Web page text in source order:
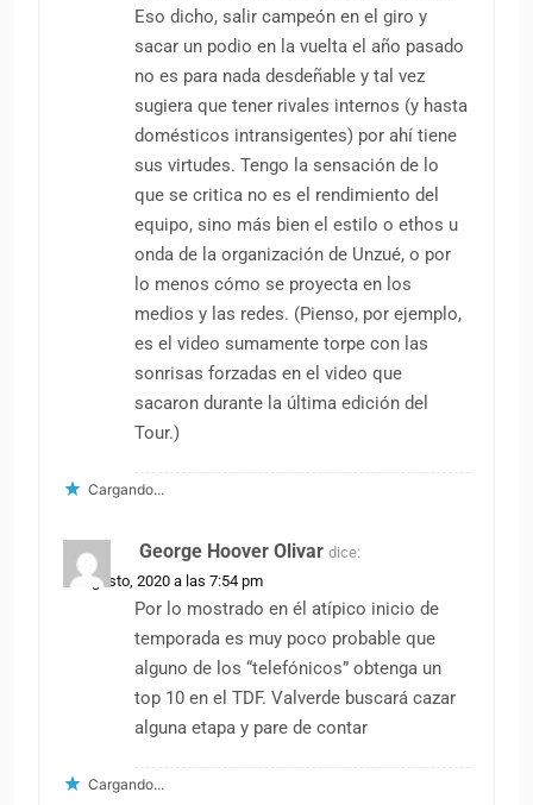
Eso dicho, salir campeón en el giro y
sacar un podio en la vuelta el año pasado
no es para nada desdeñable y tal vez
sugiera que tener rivales internos (y hasta
domésticos intransigentes) por ahí tiene
sus virtudes. Tengo la sensación de lo
que se critica no es el rendimiento del
equipo, sino más bien el estilo o ethos u
onda de la organización de Unzué, o por
lo menos cómo se proyecta en los
medios y las redes. (Pienso, por ejemplo,
es el video sumamente torpe con las
sonrisas forzadas en el video que
sacaron durante la última edición del
Tour.)
Cargando...
George Hoover Olivar dice:
26 agosto, 2020 a las 7:54 pm
Por lo mostrado en él atípico inicio de
temporada es muy poco probable que
alguno de los “telefónicos” obtenga un
top 10 en el TDF. Valverde buscará cazar
alguna etapa y pare de contar
Cargando...